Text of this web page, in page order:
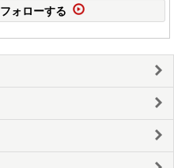
フォローする